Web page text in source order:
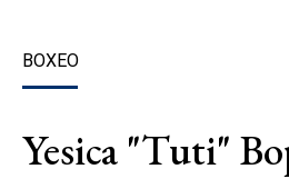
BOXEO
Yesica "Tuti"